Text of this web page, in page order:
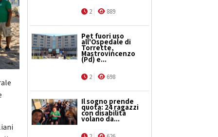
2 889
Pet fuori uso
all'Ospedale di
Torrette,
Mastrovincenzo
(Pd) e...
2 698
Il sogno prende
quota: 24 ragazzi
con disabilità
volano da...